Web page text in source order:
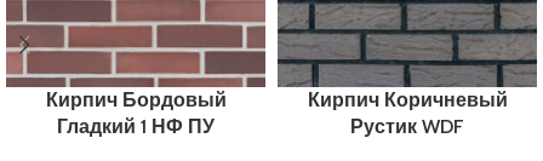
Кирпич Бордовый
Гладкий 1 НФ ПУ
Кирпич Коричневый
Рустик WDF